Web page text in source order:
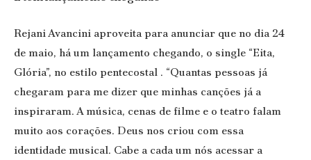
Rejani Avancini aproveita para anunciar que no dia 24
de maio, há um lançamento chegando, o single “Eita,
Glória”, no estilo pentecostal . “Quantas pessoas já
chegaram para me dizer que minhas canções já a
inspiraram. A música, cenas de filme e o teatro falam
muito aos corações. Deus nos criou com essa
identidade musical. Cabe a cada um nós acessar a